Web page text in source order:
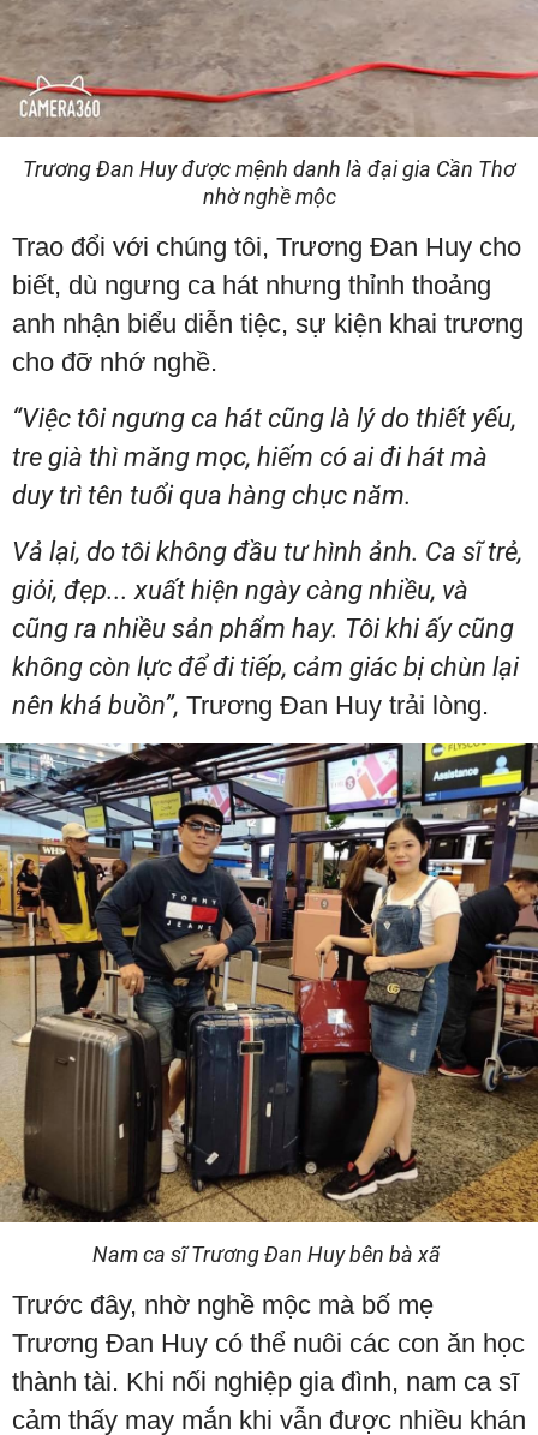
Trương Đan Huy được mệnh danh là đại gia Cần Thơ
nhờ nghề mộc
Trao đổi với chúng tôi, Trương Đan Huy cho
biết, dù ngưng ca hát nhưng thỉnh thoảng
anh nhận biểu diễn tiệc, sự kiện khai trương
cho đỡ nhớ nghề.
“Việc tôi ngưng ca hát cũng là lý do thiết yếu,
tre già thì măng mọc, hiếm có ai đi hát mà
duy trì tên tuổi qua hàng chục năm.
Vả lại, do tôi không đầu tư hình ảnh. Ca sĩ trẻ,
giỏi, đẹp... xuất hiện ngày càng nhiều, và
cũng ra nhiều sản phẩm hay. Tôi khi ấy cũng
không còn lực để đi tiếp, cảm giác bị chùn lại
nên khá buồn”, Trương Đan Huy trải lòng.
Nam ca sĩ Trương Đan Huy bên bà xã
Trước đây, nhờ nghề mộc mà bố mẹ
Trương Đan Huy có thể nuôi các con ăn học
thành tài. Khi nối nghiệp gia đình, nam ca sĩ
cảm thấy may mắn khi vẫn được nhiều khán